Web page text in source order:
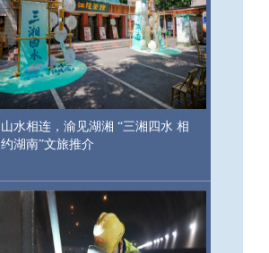
山水相连，渝见湖湘 “三湘四水 相
约湖南”文旅推介